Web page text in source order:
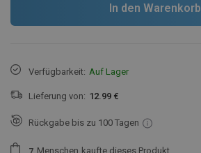
In den Warenkorb
Verfügbarkeit: Auf Lager
Lieferung von: 12.99 €
Rückgabe bis zu 100 Tagen
Menschen kaufte dieses Produkt.